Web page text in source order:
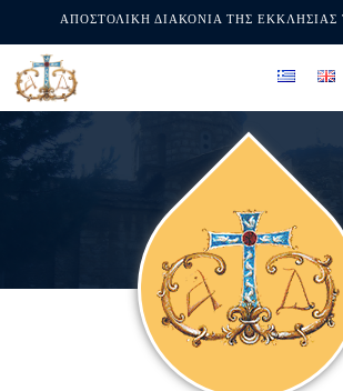
ΑΠΟΣΤΟΛΙΚΗ ΔΙΑΚΟΝΙΑ ΤΗΣ